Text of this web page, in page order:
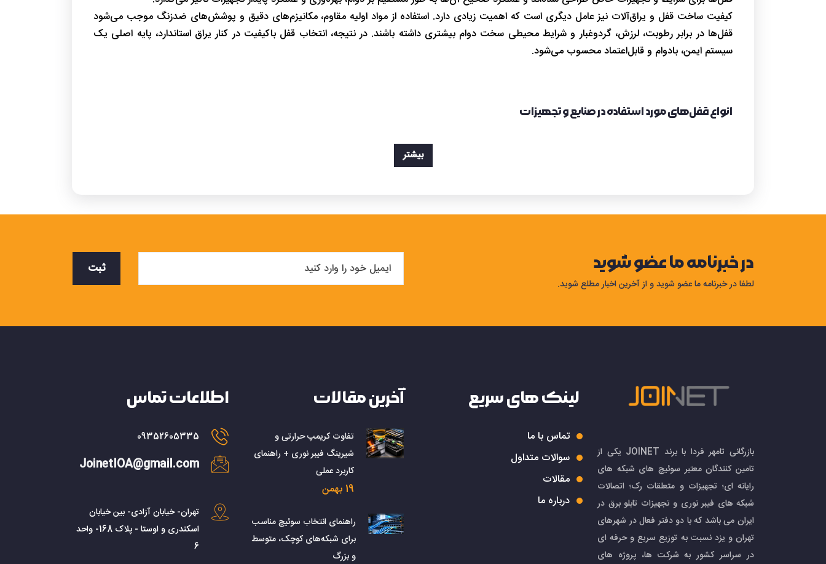
کیفیت ساخت قفل و یراق‌آلات نیز عامل دیگری است که اهمیت زیادی دارد. استفاده از مواد اولیه مقاوم، مکانیزم‌های دقیق و پوشش‌های ضدزنگ موجب می‌شود
قفل‌ها در برابر رطوبت، لرزش، گردوغبار و شرایط محیطی سخت دوام بیشتری داشته باشند. در نتیجه، انتخاب قفل باکیفیت در کنار یراق استاندارد، پایه اصلی یک
سیستم ایمن، بادوام و قابل‌اعتماد محسوب می‌شود.
انواع قفل‌های مورد استفاده در صنایع و تجهیزات
قفل رک یکی از مهم‌ترین عناصر امنیتی در رک‌های شبکه و سرور است؛ تجهیزاتی که معمولاً شامل دستگاه‌هایی با ارزش بالا و داده‌های حساس هستند. در بسیاری از
خرابکاری و ورود افراد غیرمتخصص جلوگیری می‌کند. این قفل‌ها در مدل‌های مختلف سوئیچی، کمبی و دیجیتال تولید می‌شوند تا متناسب با نیاز هر سازمان انتخاب
موارد استفاده قفل رک
• رک‌های شبکه و سرور
• رک‌های مخابراتی
• رک‌های حفاظتی فضای باز (Outdoor)
استفاده از قفل‌های مقاوم برای جلوگیری از نفوذ آب، گردوغبار و تخریب عمدی.
• امنیت بالا: جلوگیری از دسترسی غیرمجاز به تجهیزات حساس شبکه.
• دوام زیاد: ساختار مقاوم در برابر ضربه، فشار و خوردگی.
• تنوع بالا: امکان انتخاب بین سوئیچی، رمزی و دیجیتال.
• نصب آسان: طراحی استاندارد و سازگار با انواع رک‌ها.
قفل تابلو برق
بیشتر
در خبرنامه ما عضو شوید
لطفا در خبرنامه ما عضو شوید و از آخرین اخبار مطلع شوید.
ثبت
بازرگانی تامهر فردا با برند JOINET یکی از
تامین کنندگان معتبر سوئیچ های شبکه های
رایانه ای؛ تجهیزات و متعلقات رک؛ اتصالات
شبکه های فیبر نوری و تجهیزات تابلو برق در
ایران می باشد که با دو دفتر فعال در شهرهای
تهران و یزد نسبت به توزیع سریع و حرفه ای
در سراسر کشور به شرکت ها، پروژه های
لینک های سریع
تماس با ما
سوالات متداول
مقالات
درباره ما
آخرین مقالات
تفاوت کریمپ حرارتی و
شیرینگ فیبر نوری + راهنمای
کاربرد عملی
19 بهمن
راهنمای انتخاب سوئیچ مناسب
برای شبکه‌های کوچک، متوسط
و بزرگ
اطلاعات تماس
09352605335
JoinetIOA@gmail.com
تهران- خیابان آزادی- بین خیابان
اسکندری و اوستا - پلاک 168- واحد
6